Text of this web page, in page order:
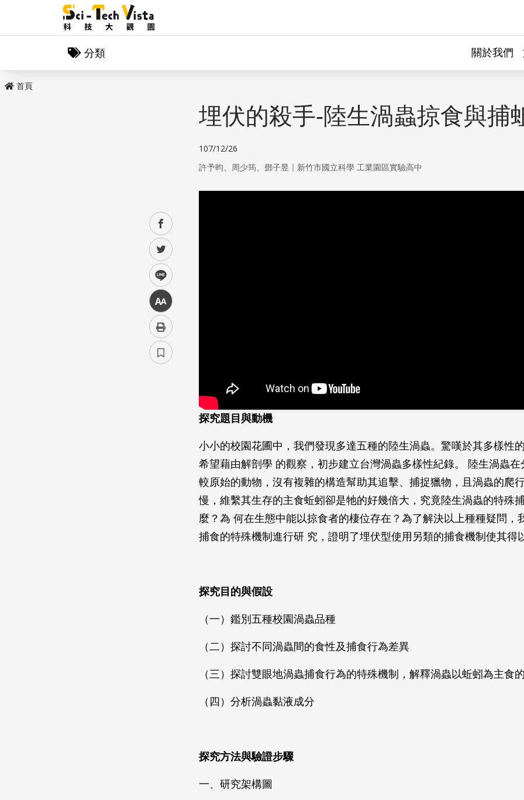
分類 關於我們
首頁
facebook
twitter
line
中
埋伏的殺手-陸生渦蟲掠食與捕
107/12/26
許予昀、周少筠、鄧子昱 ｜ 新竹市國立科學 工業園區實驗高中
探究題目與動機
小小的校園花圃中，我們發現多達五種的陸生渦蟲。驚嘆於其多樣性
希望藉由解剖學 的觀察，初步建立台灣渦蟲多樣性紀錄。 陸生渦蟲在
較原始的動物，沒有複雜的構造幫助其追擊、捕捉獵物，且渦蟲的爬
慢，維繫其生存的主食蚯蚓卻是牠的好幾倍大，究竟陸生渦蟲的特殊
麼？為 何在生態中能以掠食者的棲位存在？為了解決以上種種疑問，
捕食的特殊機制進行研 究，證明了埋伏型使用另類的捕食機制使其得
探究目的與假設
（一）鑑別五種校園渦蟲品種
（二）探討不同渦蟲間的食性及捕食行為差異
（三）探討雙眼地渦蟲捕食行為的特殊機制，解釋渦蟲以蚯蚓為主食
（四）分析渦蟲黏液成分
探究方法與驗證步驟
一、研究架構圖